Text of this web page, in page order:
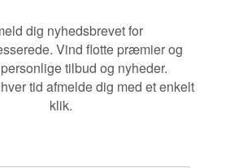
dig nyhedsbrevet for
Vind flotte præmier og
tilbud og nyheder.
tid afmelde dig med et enkelt
klik.